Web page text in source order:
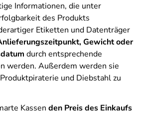
Informationen, die unter
des Produkts
Etiketten und Datenträger
Gewicht oder
durch entsprechende
werden. Außerdem werden sie
und Diebstahl zu
Kassen den Preis des Einkaufs